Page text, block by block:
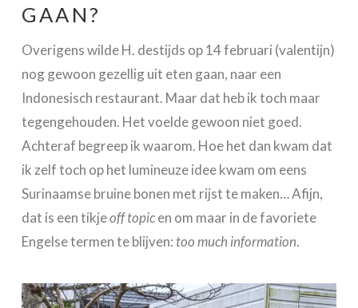
GAAN?
Overigens wilde H. destijds op 14 februari (valentijn)
nog gewoon gezellig uit eten gaan, naar een
Indonesisch restaurant. Maar dat heb ik toch maar
tegengehouden. Het voelde gewoon niet goed.
Achteraf begreep ik waarom. Hoe het dan kwam dat
ik zelf toch op het lumineuze idee kwam om eens
Surinaamse bruine bonen met rijst te maken… Afijn,
dat is een tikjeoff topicen om maar in de favoriete
Engelse termen te blijven: too much information.